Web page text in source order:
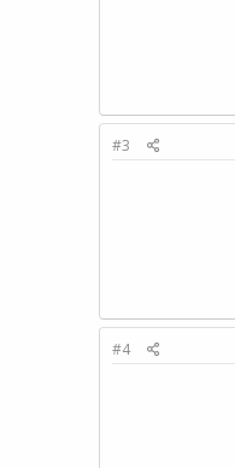
#3
#4